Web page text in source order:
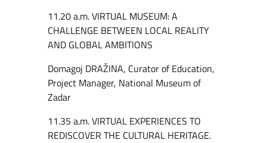
11.20 a.m. VIRTUAL MUSEUM: A
CHALLENGE BETWEEN LOCAL REALITY
AND GLOBAL AMBITIONS
Domagoj DRAŽINA, Curator of Education,
Project Manager, National Museum of
Zadar
11.35 a.m. VIRTUAL EXPERIENCES TO
REDISCOVER THE CULTURAL HERITAGE.